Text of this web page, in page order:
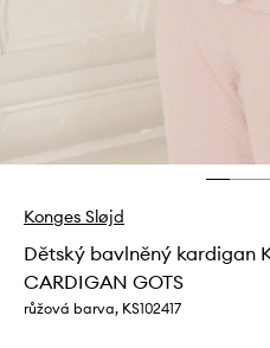
Konges Sløjd
Dětský bavlněný kardigan
CARDIGAN GOTS
růžová barva, KS102417